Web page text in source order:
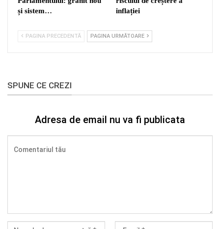
și sistem…
inflației
PAGINA PRECEDENTĂ PAGINA URMĂTOARE
SPUNE CE CREZI
Adresa de email nu va fi publicata